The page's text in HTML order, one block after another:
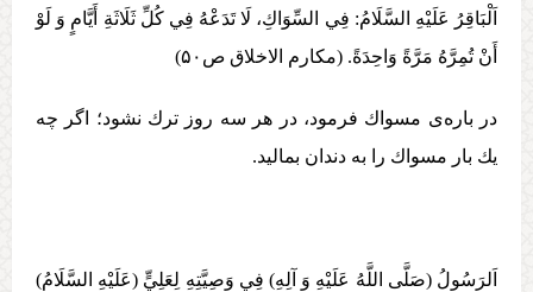
اَلْبَاقِرُ عَلَيْهِ السَّلَامُ: فِي السِّوَاكِ، لَا تَدَعْهُ فِي كُلِّ ثَلَاثَةِ أَيَّامٍ وَ لَوْ
أَنْ تُمِرَّهُ مَرَّةً وَاحِدَةً. (مکارم الاخلاق ص۵۰)
در باره‌ی مسواك فرمود، در هر سه روز ترك نشود؛ اگر چه
يك بار مسواك را به دندان بماليد.
اَلرَسُولُ (صَلَّی اللَّهُ عَلَيْهِ وَ آلِهِ) فِي وَصِيَّتِهِ لِعَلِيٍّ (عَلَيْهِ السَّلَامُ)